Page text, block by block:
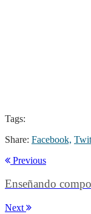
Tags:
Share: Facebook,
Previous
Enseñando
Next